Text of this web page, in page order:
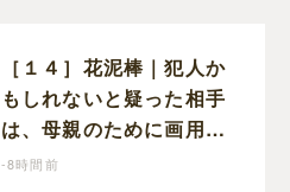
［１４］花泥棒｜犯人か
もしれないと疑った相手
は、母親のために画用紙
でチューリップを作って
-8時間前